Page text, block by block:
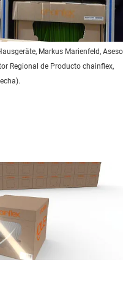
Markus Marienfeld,
Regional de Producto chainflex,